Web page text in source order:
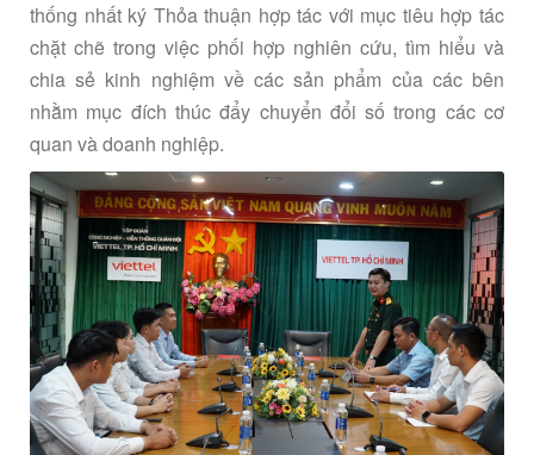
thống nhất ký Thỏa thuận hợp tác với mục tiêu hợp tác
chặt chẽ trong việc phối hợp nghiên cứu, tìm hiểu và
chia sẻ kinh nghiệm về các sản phẩm của các bên
nhằm mục đích thúc đẩy chuyển đổi số trong các cơ
quan và doanh nghiệp.